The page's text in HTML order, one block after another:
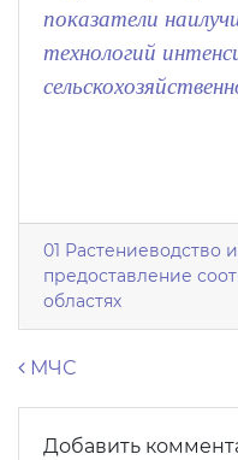
показатели
технологий
01 Растениеводство
предоставление
областях
Навигация
МЧС
Добавить